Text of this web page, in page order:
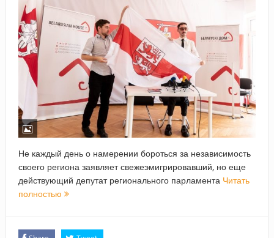
Не каждый день о намерении бороться за независимость
своего региона заявляет свежеэмигрировавший, но еще
действующий депутат регионального парламента Читать
полностью